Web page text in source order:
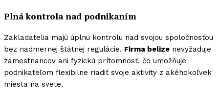
Plná kontrola nad podnikaním
Zakladatelia majú úplnú kontrolu nad svojou spoločnosťou
bez nadmernej štátnej regulácie. Firma belize nevyžaduje
zamestnancov ani fyzickú prítomnosť, čo umožňuje
podnikateľom flexibilne riadiť svoje aktivity z akéhokoľvek
miesta na svete.